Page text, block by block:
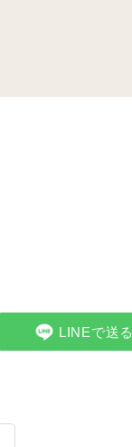
LINEで送る